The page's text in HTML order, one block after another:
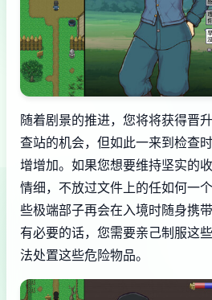
随着剧景的推进，您将将获得晋
查站的机会，但如此一来到检查
增增加。如果您想要维持坚实的
情细，不放过文件上的任如何一
些极端部子再会在入境时随身携
有必要的话，您需要亲己制服这
法处置这些危险物品。